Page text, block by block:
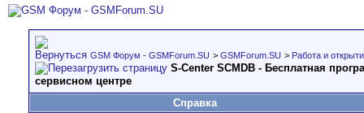
GSM Форум - GSMForum.SU > GSMForum.SU > Работа и
S-Center SCMDB - Бесплатная
сервисном центре
Справка